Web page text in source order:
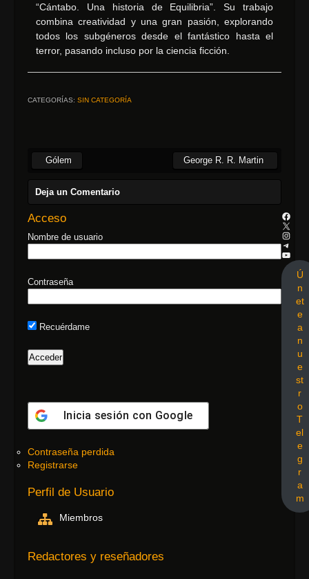
“Cántabo. Una historia de Equilibria”. Su trabajo
combina creatividad y una gran pasión, explorando
todos los subgéneros desde el fantástico hasta el
terror, pasando incluso por la ciencia ficción.
CATEGORÍAS: SIN CATEGORÍA
Gólem George R. R. Martin
Deja un Comentario
Acceso
Nombre de usuario
Contraseña
Recuérdame
Inicia sesión con Google
Contraseña perdida
Registrarse
Perfil de Usuario
Miembros
Ú
n
et
e
a
n
u
e
st
r
o
T
el
e
g
r
a
m
Redactores y reseñadores